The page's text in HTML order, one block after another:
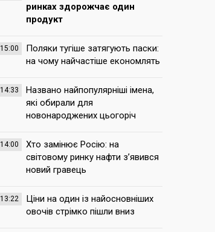
ринках здорожчає один
продукт
15:00
Поляки тугіше затягують паски:
на чому найчастіше економлять
14:33
Названо найпопулярніші імена,
які обирали для
новонароджених цьогоріч
14:00
Хто замінює Росію: на
світовому ринку нафти з’явився
новий гравець
13:22
Ціни на один із найосновніших
овочів стрімко пішли вниз